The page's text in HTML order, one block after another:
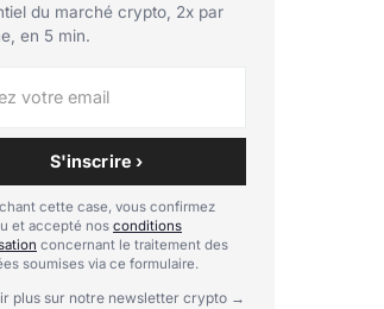
du marché crypto, 2x par
en 5 min.
S'inscrire ›
cette case, vous confirmez
et accepté nos conditions
concernant le traitement des
soumises via ce formulaire.
plus sur notre newsletter crypto →